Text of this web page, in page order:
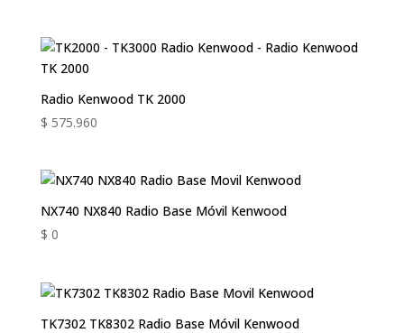
Radio Kenwood TK 2000
$ 575.960
NX740 NX840 Radio Base Móvil Kenwood
$ 0
TK7302 TK8302 Radio Base Móvil Kenwood